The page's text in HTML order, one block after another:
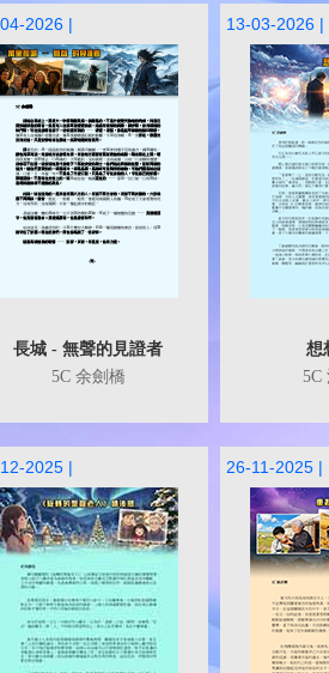
2026 |
長城 - 無聲的見證者
5C 余劍橋
13-03-2026 |
想
5C
2025 | 26-11-2025 |